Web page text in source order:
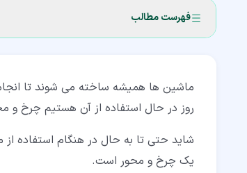
فهرست مطالب
۲‏- نمونه هایی از چرخ و محور
۲‏-‏۲‏- اعمال نیرو به محور
ماشین ها همیشه ساخته می شوند تا
روز در حال استفاده از آن هستیم چرخ و
شاید حتی تا به حال در هنگام استفاده
یک چرخ و محور است.